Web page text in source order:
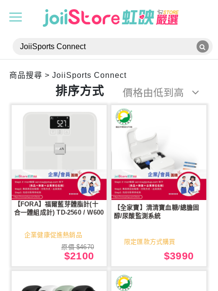
商品搜尋 > JoiiSports Connect
排序方式 價格由低到高
【FORA】福爾藍芽體脂計(十
合一體組成計) TD-2560 / W600
企業健康促進熱銷品
原價 $4670
$2100
【全家寶】清清寶血糖/總膽固
醇/尿酸監測系統
限定匯款方式購買
$3990